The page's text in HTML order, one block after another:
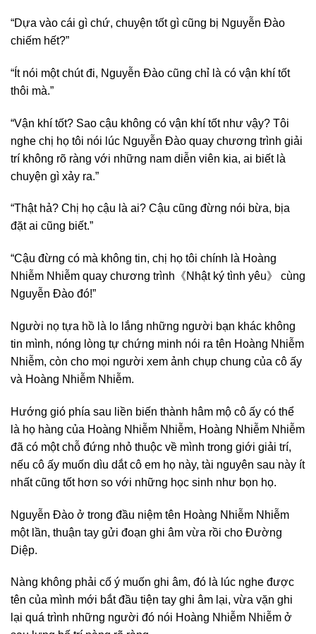
“Dựa vào cái gì chứ, chuyện tốt gì cũng bị Nguyễn Đào
chiếm hết?”
“Ít nói một chút đi, Nguyễn Đào cũng chỉ là có vận khí tốt
thôi mà.”
“Vận khí tốt? Sao cậu không có vận khí tốt như vậy? Tôi
nghe chị họ tôi nói lúc Nguyễn Đào quay chương trình giải
trí không rõ ràng với những nam diễn viên kia, ai biết là
chuyện gì xảy ra.”
“Thật hả? Chị họ cậu là ai? Cậu cũng đừng nói bừa, bịa
đặt ai cũng biết.”
“Cậu đừng có mà không tin, chị họ tôi chính là Hoàng
Nhiễm Nhiễm quay chương trình《Nhật ký tình yêu》 cùng
Nguyễn Đào đó!”
Người nọ tựa hồ là lo lắng những người bạn khác không
tin mình, nóng lòng tự chứng minh nói ra tên Hoàng Nhiễm
Nhiễm, còn cho mọi người xem ảnh chụp chung của cô ấy
và Hoàng Nhiễm Nhiễm.
Hướng gió phía sau liền biến thành hâm mộ cô ấy có thể
là họ hàng của Hoàng Nhiễm Nhiễm, Hoàng Nhiễm Nhiễm
đã có một chỗ đứng nhỏ thuộc về mình trong giới giải trí,
nếu cô ấy muốn dìu dắt cô em họ này, tài nguyên sau này ít
nhất cũng tốt hơn so với những học sinh như bọn họ.
Nguyễn Đào ở trong đầu niệm tên Hoàng Nhiễm Nhiễm
một lần, thuận tay gửi đoạn ghi âm vừa rồi cho Đường
Diệp.
Nàng không phải cố ý muốn ghi âm, đó là lúc nghe được
tên của mình mới bắt đầu tiện tay ghi âm lại, vừa vặn ghi
lại quá trình những người đó nói Hoàng Nhiễm Nhiễm ở